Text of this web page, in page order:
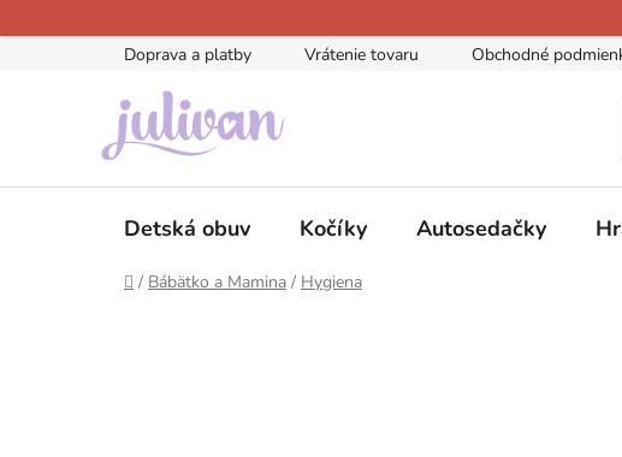
na
Doprava a platby Vrátenie tovaru Obchodné
Detská obuv Kočíky Autosedačky
Domov
/ Bábätko a Mamina / Hygiena